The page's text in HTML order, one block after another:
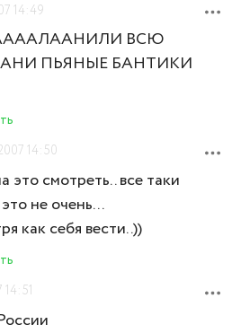
14:49
ВСЮ
ПЬЯНЫЕ БАНТИКИ
14:50
это смотреть.. все таки
не очень...
как себя вести..))